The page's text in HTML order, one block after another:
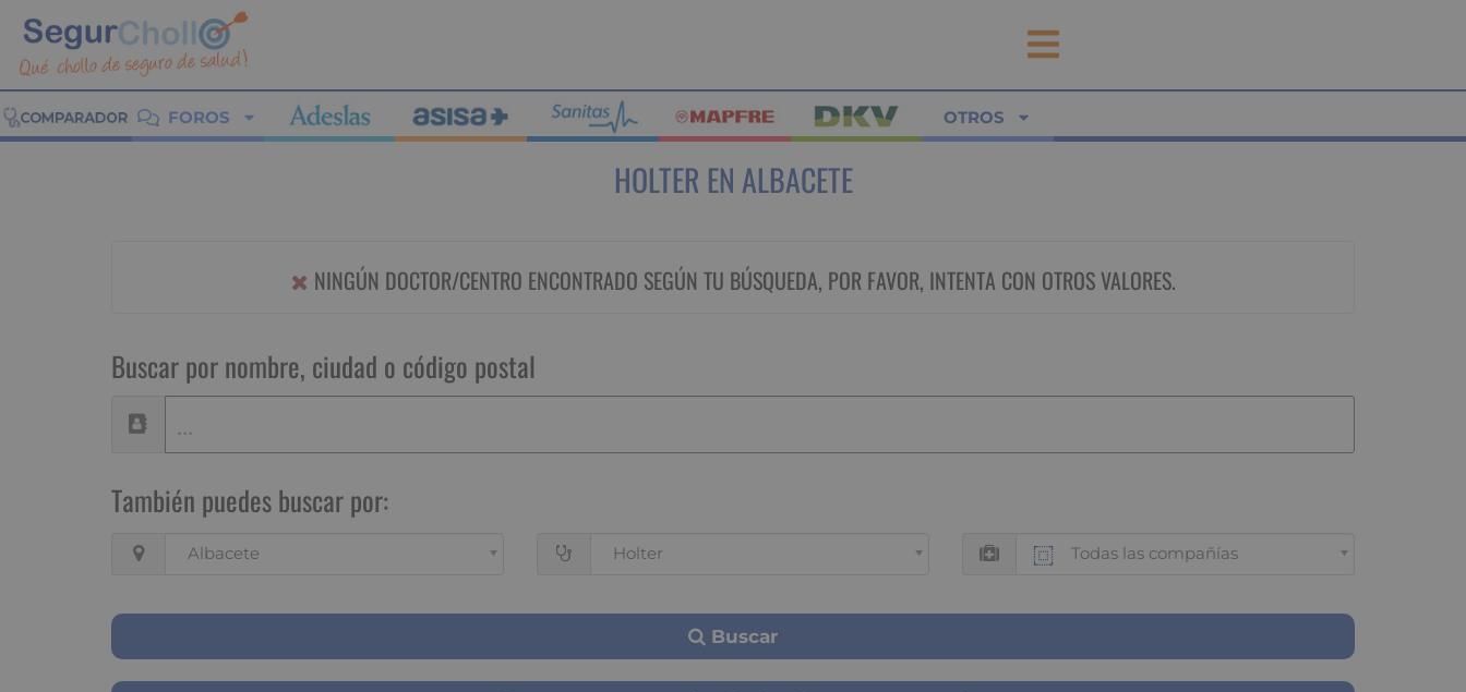
FOROS OTROS
HOLTER EN ALBACETE
NINGÚN DOCTOR/CENTRO ENCONTRADO SEGÚN TU BÚSQUEDA, POR FAVOR, INTENTA CON OTROS VALORES.
Buscar por nombre, ciudad o código postal
También puedes buscar por:
Albacete Holter Todas las compañías
Buscar